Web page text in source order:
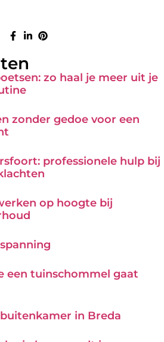
zo haal je meer uit je
zonder gedoe voor een
professionele hulp bij
op hoogte bij
een tuinschommel gaat
in Breda